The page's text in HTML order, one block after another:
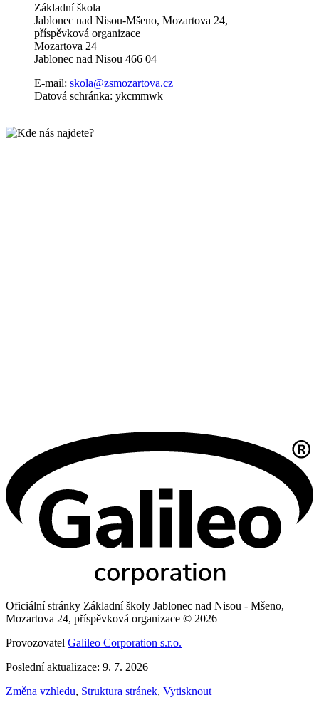
Základní škola
Jablonec nad Nisou-Mšeno, Mozartova 24,
příspěvková organizace
Mozartova 24
Jablonec nad Nisou 466 04
E-mail: skola@zsmozartova.cz
Datová schránka: ykcmmwk
Oficiální stránky Základní školy Jablonec nad Nisou - Mšeno,
Mozartova 24, příspěvková organizace © 2026
Provozovatel Galileo Corporation s.r.o.
Poslední aktualizace: 9. 7. 2026
Změna vzhledu, Struktura stránek, Vytisknout